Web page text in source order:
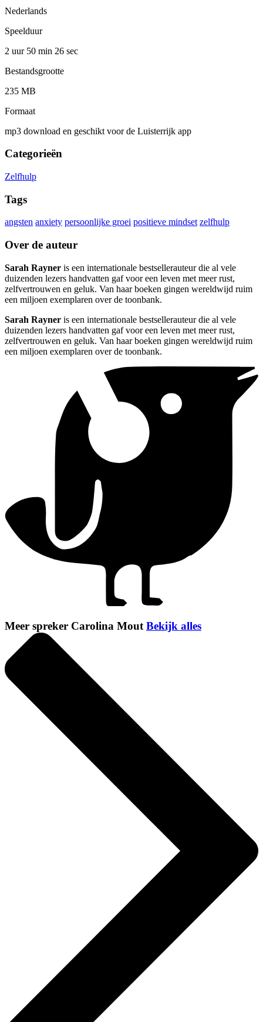
Nederlands
Speelduur
2 uur 50 min 26 sec
Bestandsgrootte
235 MB
Formaat
mp3 download en geschikt voor de Luisterrijk app
Categorieën
Zelfhulp
Tags
angsten anxiety persoonlijke groei positieve mindset zelfhulp
Over de auteur
Sarah Rayner is een internationale bestsellerauteur die al vele
duizenden lezers handvatten gaf voor een leven met meer rust,
zelfvertrouwen en geluk. Van haar boeken gingen wereldwijd ruim
een miljoen exemplaren over de toonbank.
Sarah Rayner is een internationale bestsellerauteur die al vele
duizenden lezers handvatten gaf voor een leven met meer rust,
zelfvertrouwen en geluk. Van haar boeken gingen wereldwijd ruim
een miljoen exemplaren over de toonbank.
Meer spreker Carolina Mout Bekijk alles